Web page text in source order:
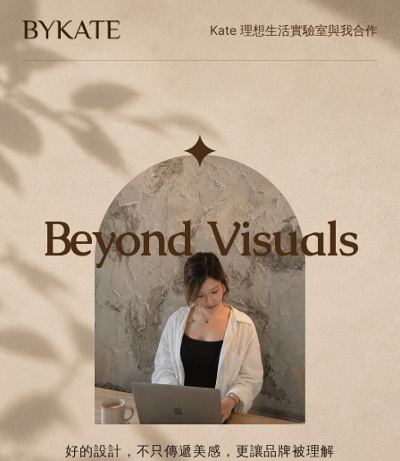
Kate 理想生活實驗室與我合作
Beyond Visuals
好的設計，不只傳遞美感，更讓品牌被理解